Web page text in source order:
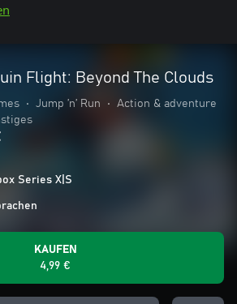
Flight: Beyond The Clouds
• Jump ’n’ Run •
Action & adventure
Series X|S
KAUFEN
4,99 €